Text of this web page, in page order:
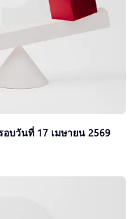
บวันที่ 17 เมษายน 2569